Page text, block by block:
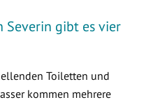
Severin gibt es vier
Toiletten und
kommen mehrere